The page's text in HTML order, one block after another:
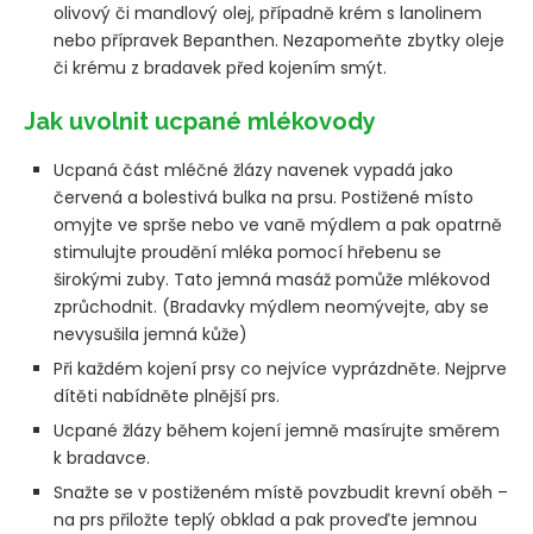
olivový či mandlový olej, případně krém s lanolinem
nebo přípravek Bepanthen. Nezapomeňte zbytky oleje
či krému z bradavek před kojením smýt.
Jak uvolnit ucpané mlékovody
Ucpaná část mléčné žlázy navenek vypadá jako
červená a bolestivá bulka na prsu. Postižené místo
omyjte ve sprše nebo ve vaně mýdlem a pak opatrně
stimulujte proudění mléka pomocí hřebenu se
širokými zuby. Tato jemná masáž pomůže mlékovod
zprůchodnit. (Bradavky mýdlem neomývejte, aby se
nevysušila jemná kůže)
Při každém kojení prsy co nejvíce vyprázdněte. Nejprve
dítěti nabídněte plnější prs.
Ucpané žlázy během kojení jemně masírujte směrem
k bradavce.
Snažte se v postiženém místě povzbudit krevní oběh –
na prs přiložte teplý obklad a pak proveďte jemnou